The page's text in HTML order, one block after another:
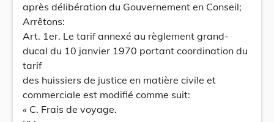
après délibération du Gouvernement en Conseil;
Arrêtons:
Art. 1er. Le tarif annexé au règlement grand-
ducal du 10 janvier 1970 portant coordination du
tarif
des huissiers de justice en matière civile et
commerciale est modifié comme suit:
« C. Frais de voyage.